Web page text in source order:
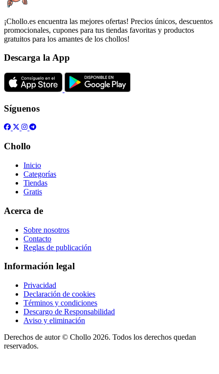
¡Chollo.es encuentra las mejores ofertas! Precios únicos, descuentos
promocionales, cupones para tus tiendas favoritas y productos
gratuitos para los amantes de los chollos!
Descarga la App
Síguenos
Chollo
Inicio
Categorías
Tiendas
Gratis
Acerca de
Sobre nosotros
Contacto
Reglas de publicación
Información legal
Privacidad
Declaración de cookies
Términos y condiciones
Descargo de Responsabilidad
Aviso y eliminación
Derechos de autor © Chollo 2026. Todos los derechos quedan
reservados.